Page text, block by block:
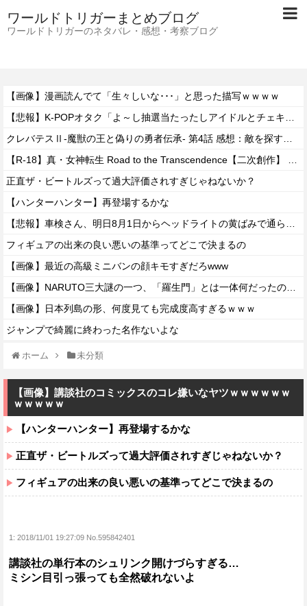
ワールドトリガーまとめブログ
ワールドトリガーのネタバレ・感想・考察ブログ
【画像】漫画読んでて「生々しいな･･･」と思った描写ｗｗｗｗ
正直ザ・ビートルズって過大評価されすぎじゃねないか？
【ハンターハンター】再登場するかな
フィギュアの出来の良い悪いの基準ってどこで決まるの
【画像】最近の高級ミニバンの顔キモすぎだろwww
【画像】日本列島の形、何度見ても完成度高すぎるｗｗｗ
ジャンプで綺麗に終わった名作ないよな
ホーム 未分類
【画像】講談社のコミックスのコレ嫌いなヤツｗｗｗｗｗｗ
ｗｗｗｗｗ
【ハンターハンター】再登場するかな
正直ザ・ビートルズって過大評価されすぎじゃねないか？
フィギュアの出来の良い悪いの基準ってどこで決まるの
1: 2018/11/01 19:27:09 No.595842401
講談社の単行本のシュリンク開けづらすぎる…
ミシン目引っ張っても全然破れないよ